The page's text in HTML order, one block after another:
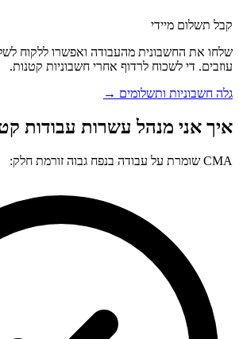
קבל תשלום מיידי
שלחו את החשבונית מהעבודה ואפשרו ללקוח
עוזבים. די לשכוח לרדוף אחרי חשבוניות קטנות.
גלה חשבוניות ותשלומים →
איך אני מנהל עשרות עבודות
CMA שומרת על עבודה בנפח גבוה זורמת חלק: